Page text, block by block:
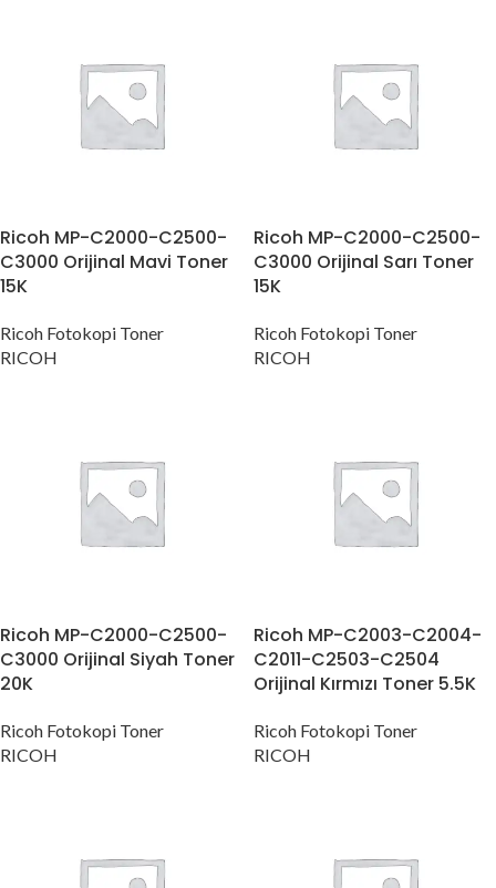
Ricoh MP-C2000-C2500-
C3000 Orijinal Mavi Toner
15K
Ricoh Fotokopi Toner
RICOH
Ricoh MP-C2000-C2500-
C3000 Orijinal Sarı Toner
15K
Ricoh Fotokopi Toner
RICOH
Ricoh MP-C2000-C2500-
C3000 Orijinal Siyah Toner
20K
Ricoh Fotokopi Toner
RICOH
Ricoh MP-C2003-C2004-
C2011-C2503-C2504
Orijinal Kırmızı Toner 5.5K
Ricoh Fotokopi Toner
RICOH